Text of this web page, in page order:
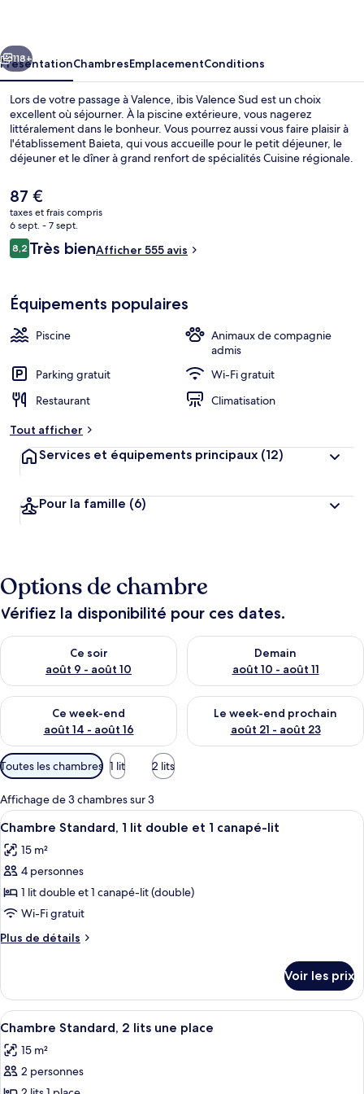
Suivant
118+
PrésentationChambresEmplacementConditions
Lors de votre passage à Valence, ibis Valence Sud est un choix
excellent où séjourner. À la piscine extérieure, vous nagerez
littéralement dans le bonheur. Vous pourrez aussi vous faire plaisir à
l'établissement Baieta, qui vous accueille pour le petit déjeuner, le
déjeuner et le dîner à grand renfort de spécialités Cuisine régionale.
snack-bar/une épicerie fine et une terrasse. Les autres voyageurs
sont séduits par la présentation générale.
Le
prix
actuel
est
de
87 €
taxes et frais compris
6 sept. - 7 sept.
Avis
voyageurs
8,28,2 sur 10
Très bienAfficher 555 avis
Équipements populaires
Piscine
Animaux de compagnie
admis
Parking gratuit
Wi-Fi gratuit
Restaurant
Climatisation
Tout afficher
Services et équipements principaux (12)
Pour la famille (6)
Options de chambre
Vérifiez la disponibilité pour ces dates.
Ce soir
août 9 - août 10
Vérifier la disponibilité pour ce soir août 9 - août 10
Demain
août 10 - août 11
Vérifier la disponibilité pour
Ce week-end
août 14 - août 16
Vérifier la disponibilité pour ce week-end août 14 - août 16
Le week-end prochain
août 21 - août 23
Vérifier la disponibilité pour
Filtres
disponibles
pour
les
chambres
Toutes les chambres 1 lit 2 lits
Affichage de 3 chambres sur 3
Afficher
toutes
les
photos
pour
ce
type
de
Chambre
Standard,
1
lit
double
et
Une chambre d’hôtel avec un
14
Chambre Standard, 1 lit double et 1 canapé-lit
15 m²
4 personnes
1 lit double et 1 canapé-lit (double)
Wi-Fi gratuit
Plus de détails
Plus
le
type
de
Chambre
Standard,
Voir les prix
Afficher
toutes
les
photos
Une chambre d’hôtel comprenant
4
Chambre Standard, 2 lits une place
15 m²
2 personnes